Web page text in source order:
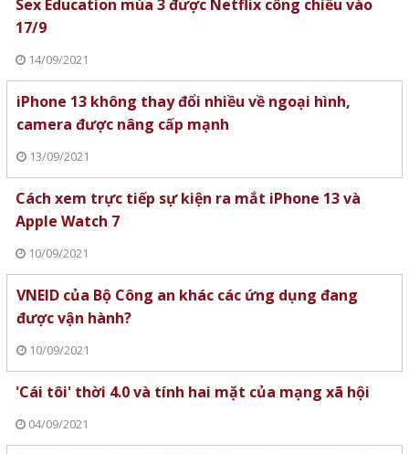
Sex Education mùa 3 được Netflix công chiếu vào
17/9
14/09/2021
iPhone 13 không thay đổi nhiều về ngoại hình,
camera được nâng cấp mạnh
13/09/2021
Cách xem trực tiếp sự kiện ra mắt iPhone 13 và
Apple Watch 7
10/09/2021
VNEID của Bộ Công an khác các ứng dụng đang
được vận hành?
10/09/2021
'Cái tôi' thời 4.0 và tính hai mặt của mạng xã hội
04/09/2021